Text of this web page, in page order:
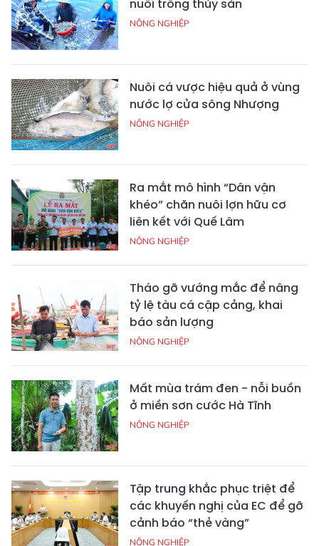
nuôi trồng thủy sản
NÔNG NGHIỆP
Nuôi cá vược hiệu quả ở vùng
nước lợ cửa sông Nhượng
NÔNG NGHIỆP
Ra mắt mô hình “Dân vận
khéo” chăn nuôi lợn hữu cơ
liên kết với Quế Lâm
NÔNG NGHIỆP
Tháo gỡ vướng mắc để nâng
tỷ lệ tàu cá cập cảng, khai
báo sản lượng
NÔNG NGHIỆP
Mất mùa trám đen - nỗi buồn
ở miền sơn cước Hà Tĩnh
NÔNG NGHIỆP
Tập trung khắc phục triệt để
các khuyến nghị của EC để gỡ
cảnh báo “thẻ vàng”
NÔNG NGHIỆP